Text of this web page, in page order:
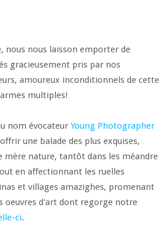
nous nous laisson emporter de
gracieusement pris par nos
amoureux inconditionnels de cette
multiples!
nom évocateur Young Photographer
une balade des plus exquises,
mère nature, tantôt dans les méandre
en affectionnant les ruelles
et villages amazighes, promenant
oeuvres d'art dont regorge notre
ci.